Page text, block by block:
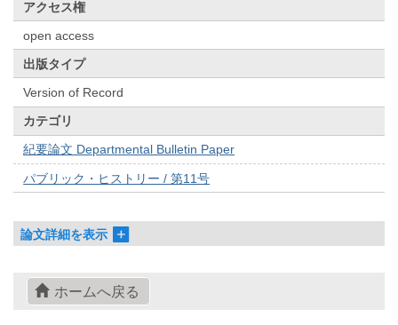
アクセス権
open access
出版タイプ
Version of Record
カテゴリ
紀要論文 Departmental Bulletin Paper
パブリック・ヒストリー / 第11号
論文詳細を表示
ホームへ戻る